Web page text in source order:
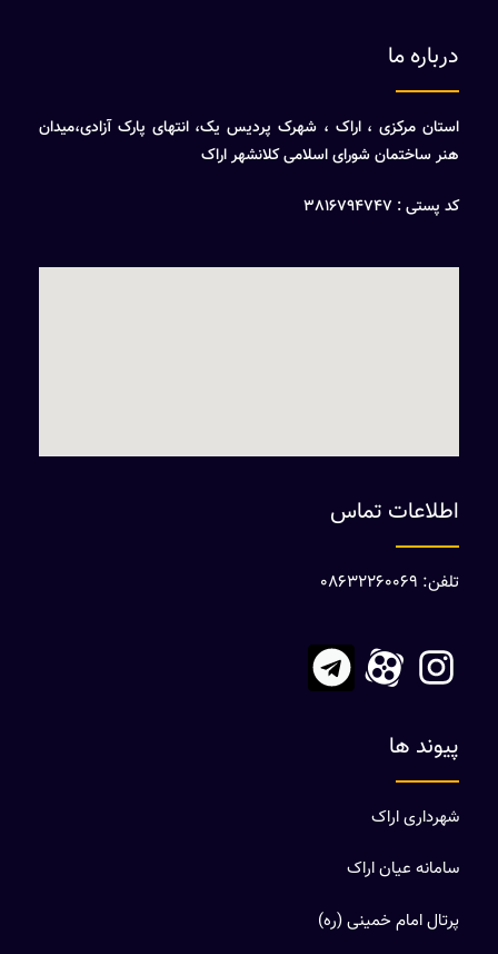
درباره ما
استان مرکزی ، اراک ، شهرک پردیس یک، انتهای پارک آزادی،میدان
هنر ساختمان شورای اسلامی کلانشهر اراک
کد پستی : 3816794747
اطلاعات تماس
تلفن: 08632260069
پیوند ها
شهرداری اراک
سامانه عیان اراک
پرتال امام خمینی (ره)